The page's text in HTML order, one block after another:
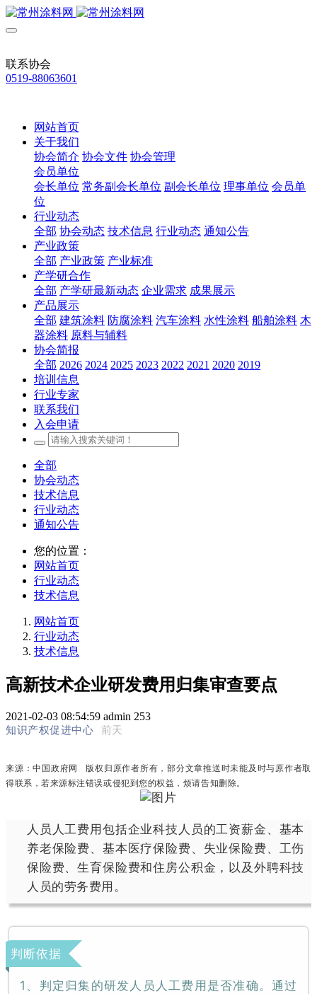
联系协会
0519-88063601
网站首页
关于我们
协会简介 协会文件 协会管理
会员单位
会长单位 常务副会长单位 副会长单位 理事单位 会员单
位
行业动态
全部 协会动态 技术信息 行业动态 通知公告
产业政策
全部 产业政策 产业标准
产学研合作
全部 产学研最新动态 企业需求 成果展示
产品展示
全部 建筑涂料 防腐涂料 汽车涂料 水性涂料 船舶涂料 木
器涂料 原料与辅料
协会简报
全部 2026 2024 2025 2023 2022 2021 2020 2019
培训信息
行业专家
联系我们
入会申请
全部
协会动态
技术信息
行业动态
通知公告
您的位置：
网站首页
行业动态
技术信息
网站首页
行业动态
技术信息
高新技术企业研发费用归集审查要点
2021-02-03 08:54:59 admin 253
知识产权促进中心 前天
来源：中国政府网 版权归原作者所有，部分文章推送时未能及时与原作者取
得联系，若来源标注错误或侵犯到您的权益，烦请告知删除。
人员人工费用包括企业科技人员的工资薪金、基本
养老保险费、基本医疗保险费、失业保险费、工伤
保险费、生育保险费和住房公积金，以及外聘科技
人员的劳务费用。
判断依据
1、判定归集的研发人员人工费用是否准确。通过